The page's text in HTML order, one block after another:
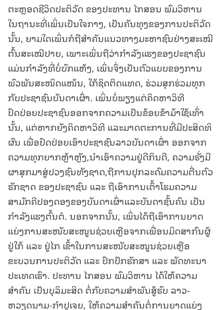
ຕະຫຼອດຊີວິດປະຕິວັດ ຂອງປະທານ ໄກສອນ ພົມວິຫານ
ໃນຖານະທີ່ເພິ່ນເປັນໃຈກາງ, ເປັນຄັນທຸງຂອງການປະຕິວັດ
ນັ້ນ, ຍາມໃດເພິ່ນກໍຖືສຳຄັນແນວທາງມະຫາຊົນຢ່າງສະເໝີ
ຕົ້ນສະເໝີປາຍ, ເພາະເພິ່ນຖືວ່າກຳລັງແຮງຂອງປະຊາຊົນ
ແມ່ນກຳລັງທີ່ບໍ່ບົກແຫ້ງ, ເພິ່ນຈຶ່ງເປັນຕົວແບບຂອງການ
ພົວພັນສະໜິດແໜ້ນ, ໃກ້ຊິດຕິດແທດ, ຮ່ວມສຸກຮ່ວມທຸກ
ກັບປະຊາຊົນບັນດາເຜົ່າ. ເພິ່ນບໍ່ພຽງແຕ່ຄິດຫາວິທີ
ປົດປ່ອຍປະຊາຊົນອອກຈາກຄວາມເປັນຂ້ອຍຂ້າມ້າໃຊ້ເທົ່າ
ນັ້ນ, ແຕ່ຫາກຍັງຄິດຫາວິທີ ແລະມາດຕະການທີ່ມີປະສິດທິ
ຜົນ ເພື່ອປົດປ່ອຍເອົາປະຊາຊົນລາວບັນດາເຜົ່າ ອອກຈາກ
ຄວາມທຸກຍາກຫຼ້າຫຼັງ,ນຳເອົາຄວາມຢູ່ດີກິນດີ, ຄວາມຮັ່ງມີ
ຜາສຸກມາສູ່ປວງຊົນທັງຊາດ,ຖືການປຸກລະດົມຄວາມຕື່ນຕົວ
ຮັກຊາດ ຂອງປະຊາຊົນ ແລະ ຖືເອົາການເຕົ້າໂຮມຄວາມ
ສາມັກຄີປອງດອງຂອງບັນດາເຜົ່າແລະບັນດາຊັ້ນຄົນ ເປັນ
ກຳລັງແຮງຕົ້ນຕໍ. ນອກຈາກນັ້ນ, ເພິ່ນໄດ້ຖືເອົາການຍາດ
ແຍ່ງການສະໜັບສະໜູນຊ່ວຍເຫຼືອຈາກເພື່ອນມິດສາກົນຜູ້
ຢູ່ໃກ້ ແລະ ຢູ່ໄກ ເຂົ້າໃນການສະໜັບສະໜູນຊ່ວຍເຫຼືອ
ຂະບວນການປະຕິວັດ ແລະ ປົກປັກຮັກສາ ແລະ ພັດທະນາ
ປະເທດເຮົາ. ປະທານ ໄກສອນ ພົມວິຫານ ໄດ້ໃຫ້ຄວາມ
ສຳຄັນ ເປັນບຸລິມະສິດ ຕໍ່ກັບຄວາມສໍາພັນສູ້ຮົບ ລາວ-
ຫວຽດນາມ-ກໍາປູເຈຍ, ໃຫ້ຄວາມສໍາຄັນຕໍ່ການຍາດແຍ່ງ